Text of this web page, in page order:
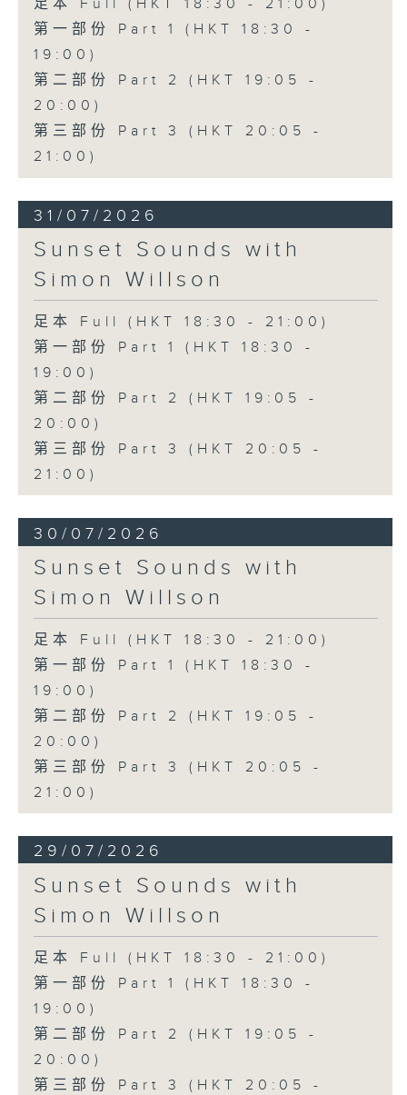
足本 Full (HKT 18:30 - 21:00)
第一部份 Part 1 (HKT 18:30 -
19:00)
第二部份 Part 2 (HKT 19:05 -
20:00)
第三部份 Part 3 (HKT 20:05 -
21:00)
31/07/2026
Sunset Sounds with
Simon Willson
足本 Full (HKT 18:30 - 21:00)
第一部份 Part 1 (HKT 18:30 -
19:00)
第二部份 Part 2 (HKT 19:05 -
20:00)
第三部份 Part 3 (HKT 20:05 -
21:00)
30/07/2026
Sunset Sounds with
Simon Willson
足本 Full (HKT 18:30 - 21:00)
第一部份 Part 1 (HKT 18:30 -
19:00)
第二部份 Part 2 (HKT 19:05 -
20:00)
第三部份 Part 3 (HKT 20:05 -
21:00)
29/07/2026
Sunset Sounds with
Simon Willson
足本 Full (HKT 18:30 - 21:00)
第一部份 Part 1 (HKT 18:30 -
19:00)
第二部份 Part 2 (HKT 19:05 -
20:00)
第三部份 Part 3 (HKT 20:05 -